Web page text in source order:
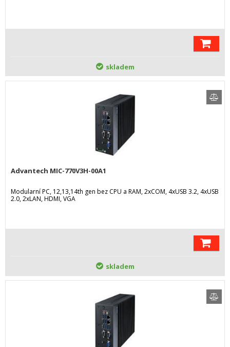
skladem
Advantech MIC-770V3H-00A1
Modularní PC, 12,13,14th gen bez CPU a RAM, 2xCOM, 4xUSB 3.2, 4xUSB
2.0, 2xLAN, HDMI, VGA
skladem